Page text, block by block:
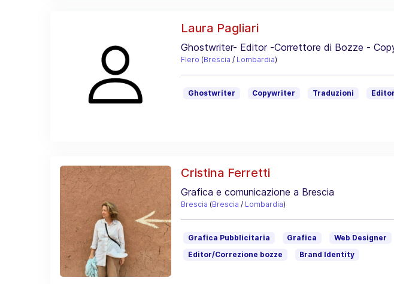
Laura Pagliari
Ghostwriter- Editor -Correttore di Bozze -
Flero (Brescia / Lombardia)
Ghostwriter Copywriter Traduzioni
Cristina Ferretti
Grafica e comunicazione a Brescia
Brescia (Brescia / Lombardia)
Grafica Pubblicitaria Grafica
Web Designer
Editor/Correzione bozze
Brand Identity